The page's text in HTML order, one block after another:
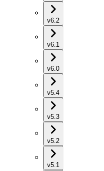
v6.2
v6.1
v6.0
v5.4
v5.3
v5.2
v5.1